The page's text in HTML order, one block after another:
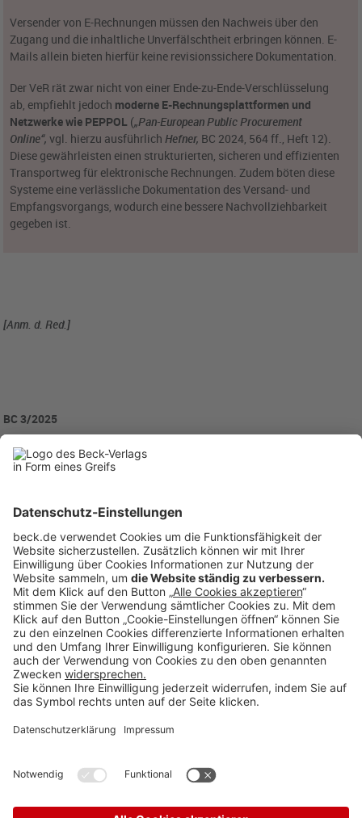
Versender von E-Rechnungen müssen den Nachweis über den
Zugang und die inhaltliche Unverfälschtheit erbringen können. E-
Mails allein bieten hierfür keine revisionssichere Dokumentation.
Der VeR rät zwar nicht von einer Ende-zu-Ende-Verschlüsselung
ab, empfiehlt jedoch moderne E-Rechnungsplattformen und
Netzwerke wie PEPPOL („Pan-European Public Procurement
Online“,vgl. hierzu ausführlichHefner, BC 2024, 564 ff., Heft 12).
Diese gewährleisten einen strukturierten, sicheren und effizienten
Transportweg für elektronische Rechnungen. Zudem böten diese
Systeme eine verlässliche Dokumentation des Versand- und
Empfangsvorgangs, wodurch eine bessere Nachvollziehbarkeit
gegeben ist.
[Anm. d. Red.]
BC 3/2025
BC20250314
Rubriken
Menü
Anzeigen